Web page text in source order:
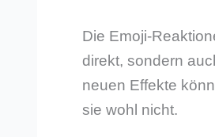
Die Emoji-
direkt, sondern
neuen Effekte
sie wohl nicht.